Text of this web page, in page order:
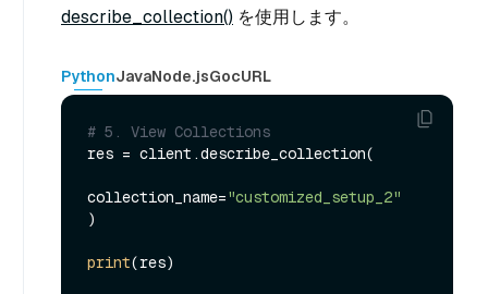
describe_collection() を使用します。
PythonJavaNode.jsGocURL
# 5. View Collections
res = client.describe_collection(
collection_name="customized_setup_2"
)
print(res)